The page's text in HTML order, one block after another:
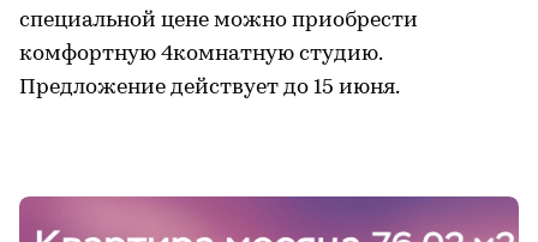
специальной цене можно приобрести
комфортную 4комнатную студию.
Предложение действует до 15 июня.